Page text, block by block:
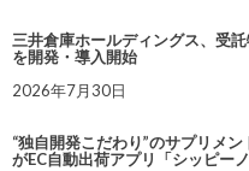
三井倉庫ホールディングス、受
を開発・導入開始
2026年7月30日
“独自開発こだわり”のサプリメ
がEC自動出荷アプリ「シッピー